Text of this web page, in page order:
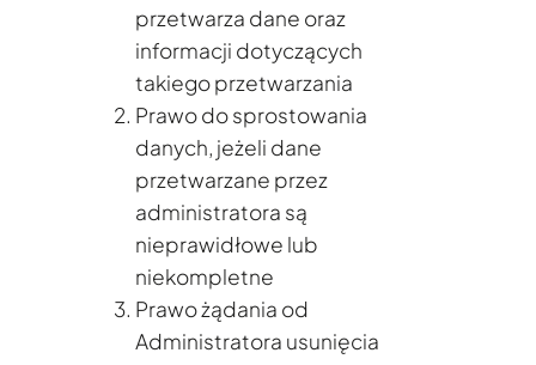
przetwarza dane oraz
informacji dotyczących
takiego przetwarzania
Prawo do sprostowania
danych, jeżeli dane
przetwarzane przez
administratora są
nieprawidłowe lub
niekompletne
Prawo żądania od
Administratora usunięcia